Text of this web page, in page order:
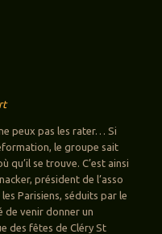
peux pas les rater… Si
le groupe sait
qu’il se trouve. C’est ainsi
président de l’asso
Parisiens, séduits par le
venir donner un
des fêtes de Cléry St